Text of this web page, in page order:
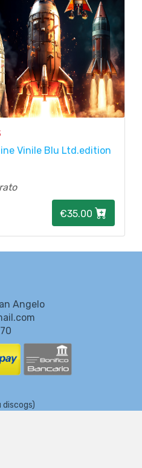
Vinile Blu Ltd.edition
€35.00
Angelo
discogs)